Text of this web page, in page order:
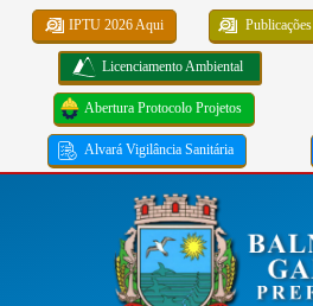
IPTU 2026 Aqui Publicações
Licenciamento Ambiental
Abertura Protocolo Projetos
Alvará Vigilância Sanitária